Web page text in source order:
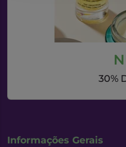
30%
Informações Gerais